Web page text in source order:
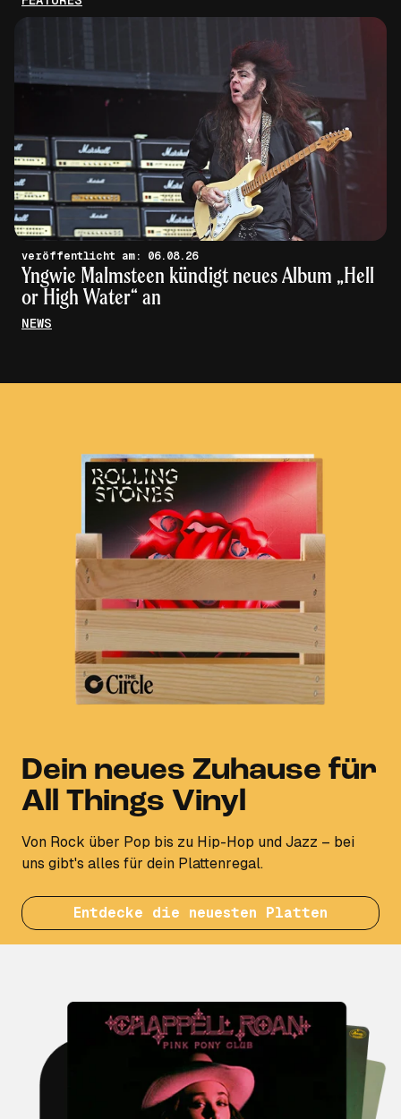
veröffentlicht am: 06.08.26
Yngwie Malmsteen kündigt neues Album „Hell
or High Water“ an
NEWS
Dein neues Zuhause für
All Things Vinyl
Von Rock über Pop bis zu Hip-Hop und Jazz – bei
uns gibt's alles für dein Plattenregal.
Entdecke die neuesten Platten